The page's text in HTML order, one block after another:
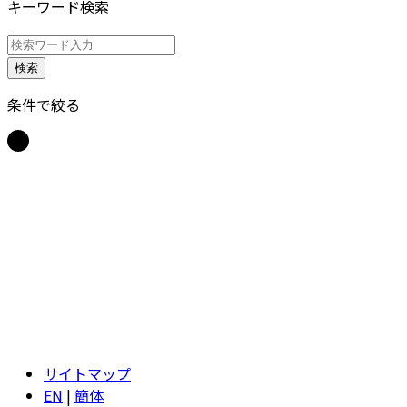
キーワード検索
検索
条件で絞る
サイトマップ
EN | 簡体